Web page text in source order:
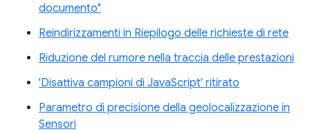
documento"
Reindirizzamenti in Riepilogo delle richieste di rete
Riduzione del rumore nella traccia delle prestazioni
'Disattiva campioni di JavaScript' ritirato
Parametro di precisione della geolocalizzazione in
Sensori